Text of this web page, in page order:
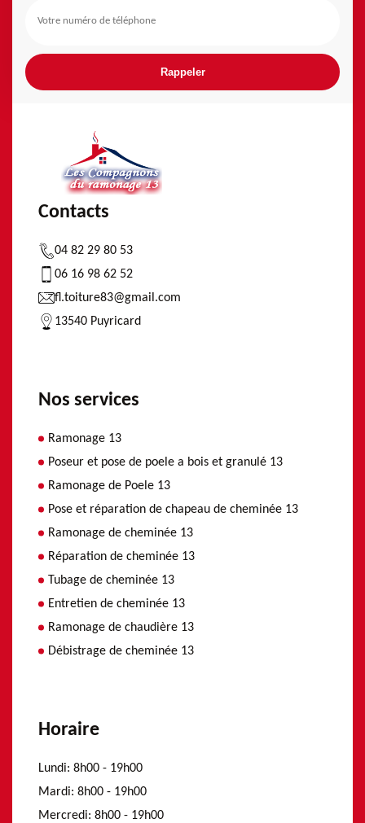
Contacts
04 82 29 80 53
06 16 98 62 52
fl.toiture83@gmail.com
13540 Puyricard
Nos services
Ramonage 13
Poseur et pose de poele a bois et granulé 13
Ramonage de Poele 13
Pose et réparation de chapeau de cheminée 13
Ramonage de cheminée 13
Réparation de cheminée 13
Tubage de cheminée 13
Entretien de cheminée 13
Ramonage de chaudière 13
Débistrage de cheminée 13
Horaire
Lundi: 8h00 - 19h00
Mardi: 8h00 - 19h00
Mercredi: 8h00 - 19h00